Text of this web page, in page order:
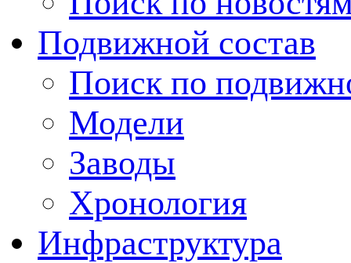
Подвижной состав
Поиск по
Модели
Заводы
Хронология
Инфраструктура